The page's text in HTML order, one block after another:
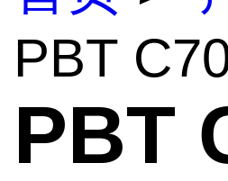
PBT
PBT